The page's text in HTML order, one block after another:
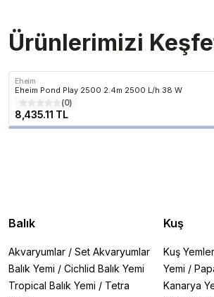
Ürünlerimizi
Eheim
Eheim Pond Play 2500 2.4m 2500 L/h 38 W
(0)
8,435.11 TL
Balık
Akvaryumlar / Set Akvaryumlar
Balık Yemi / Cichlid Balık Yemi
Tropical Balık Yemi / Tetra
Kuş
Kuş
Yemi /
Kanarya